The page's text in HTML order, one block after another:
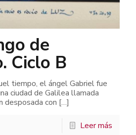
de
Ciclo B
tiempo, el ángel Gabriel fue
ciudad de Galilea llamada
desposada con […]
Leer más